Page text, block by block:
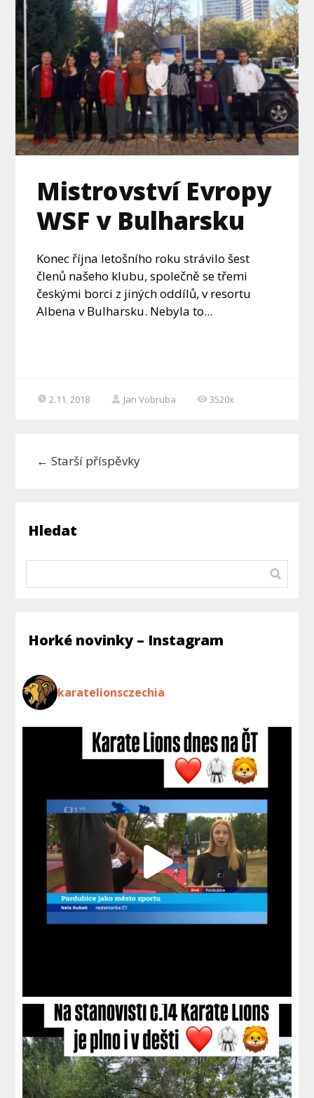
Mistrovství Evropy
WSF v Bulharsku
Konec října letošního roku strávilo šest
členů našeho klubu, společně se třemi
českými borci z jiných oddílů, v resortu
Albena v Bulharsku. Nebyla to...
2.11. 2018 Jan Vobruba 3520x
← Starší příspěvky
Hledat
Horké novinky – Instagram
karatelionsczechia